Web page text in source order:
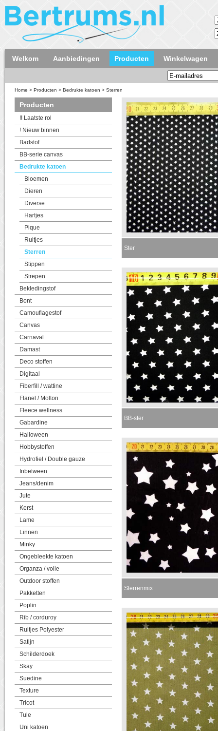
Welkom Aanbiedingen Producten Winkelwagen
Home > Producten > Bedrukte katoen > Sterren
Producten
!! Laatste rol
! Nieuw binnen
Badstof
BB-serie canvas
Bedrukte katoen
Bloemen
Dieren
Diverse
Hartjes
Pique
Ruitjes
Sterren
Stippen
Strepen
Bekledingstof
Bont
Camouflagestof
Canvas
Carnaval
Damast
Deco stoffen
Digitaal
Fiberfill / wattine
Flanel / Molton
Fleece wellness
Gabardine
Halloween
Hobbystoffen
Hydrofiel / Double gauze
Inbetween
Jeans/denim
Jute
Kerst
Lame
Linnen
Minky
Ongebleekte katoen
Organza / voile
Outdoor stoffen
Pakketten
Poplin
Rib / corduroy
Ruitjes Polyester
Satijn
Schilderdoek
Skay
Suedine
Texture
Tricot
Tule
Uni katoen
Ster
BB-ster
Sterrenmix